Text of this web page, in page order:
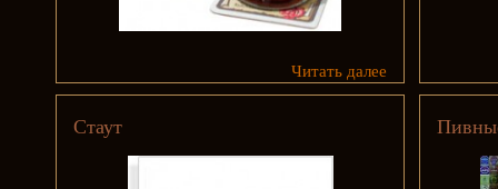
Читать далее
Стаут